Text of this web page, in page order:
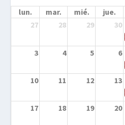
lun. mar. mié. jue.
27
28 29 30
3 4 5 6
10 11 12 13
17 18 19 20